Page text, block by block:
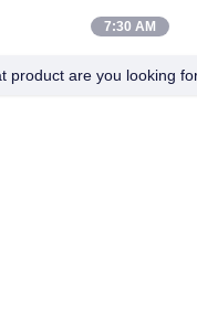
| Cina Baik
Co., Ltd. Semua. Semua
7:30 AM
product are you looking